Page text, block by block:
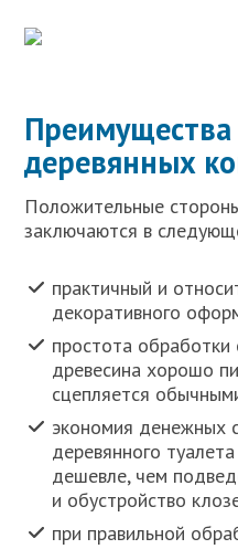
Преимущества
деревянных
Положительные
заключаются в
практичный и
декоративного
простота
древесина хорошо
сцепляется
экономия денежных
деревянного
дешевле, чем
и обустройство
при правильной